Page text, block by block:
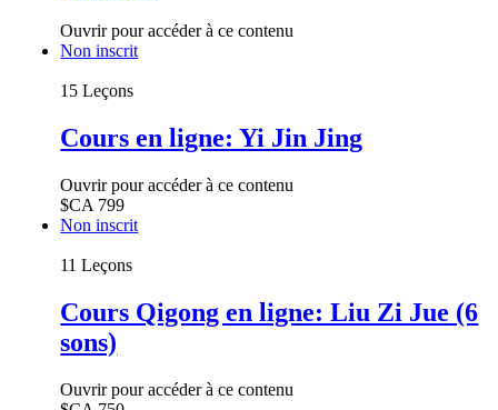
Ouvrir pour accéder à ce contenu
Non inscrit
15 Leçons
Cours en ligne: Yi Jin Jing
Ouvrir pour accéder à ce contenu
$CA 799
Non inscrit
11 Leçons
Cours Qigong en ligne: Liu Zi Jue (6
sons)
Ouvrir pour accéder à ce contenu